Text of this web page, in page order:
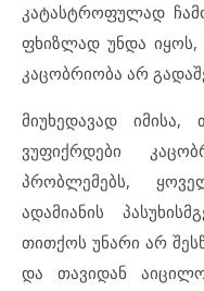
კატასტროფულად
ფხიზლად უნდა იყოს,
კაცობრიობა არ
მიუხედავად
ვუფიქრდები
პრობლემებს,
ადამიანის
თითქოს უნარი არ
და თავიდან